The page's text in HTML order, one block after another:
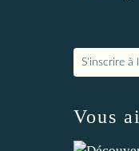
S'inscrire à
Vous